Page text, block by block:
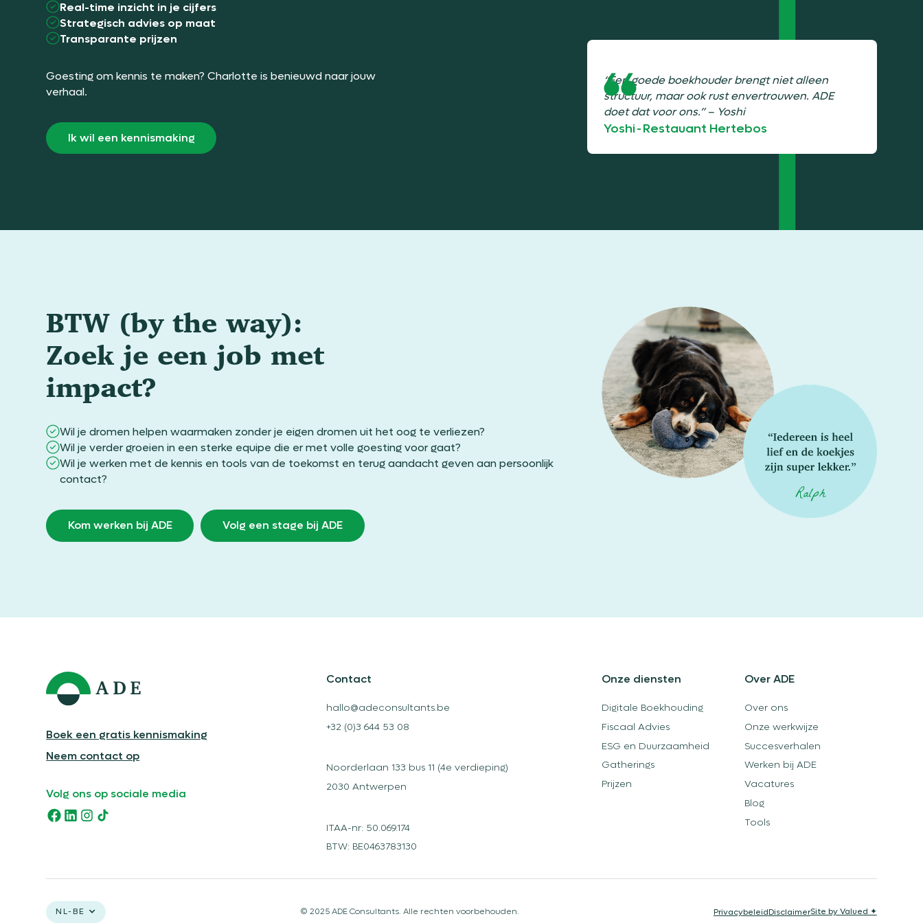
Real-time inzicht in je cijfers
Strategisch advies op maat
Transparante prijzen
Goesting om kennis te maken? Charlotte is benieuwd naar jouw
verhaal.
Ik wil een kennismaking
“Een goede boekhouder brengt niet alleen
structuur, maar ook rust envertrouwen. ADE
doet dat voor ons.” – Yoshi
Yoshi-Restauant Hertebos
BTW (by the way):
Zoek je een job met
impact?
Wil je dromen helpen waarmaken zonder je eigen dromen uit het oog te verliezen?
Wil je verder groeien in een sterke equipe die er met volle goesting voor gaat?
Wil je werken met de kennis en tools van de toekomst en terug aandacht geven aan persoonlijk
contact?
Kom werken bij ADE Volg een stage bij ADE
Boek een gratis kennismaking
Neem contact op
Volg ons op sociale media
Contact
hallo@adeconsultants.be
+32 (0)3 644 53 08
Noorderlaan 133 bus 11 (4e verdieping)
2030 Antwerpen
ITAA-nr: 50.069.174
BTW: BE0463783130
Onze diensten
Digitale Boekhouding
Fiscaal Advies
ESG en Duurzaamheid
Gatherings
Prijzen
Over ADE
Over ons
Onze werkwijze
Succesverhalen
Werken bij ADE
Vacatures
Blog
Tools
NL-BE © 2025 ADE Consultants. Alle rechten voorbehouden. PrivacybeleidDisclaimerSite by Valued ✦